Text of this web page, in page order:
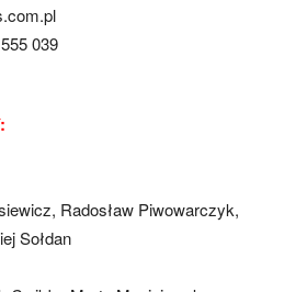
039
Radosław Piwowarczyk,
Sołdan